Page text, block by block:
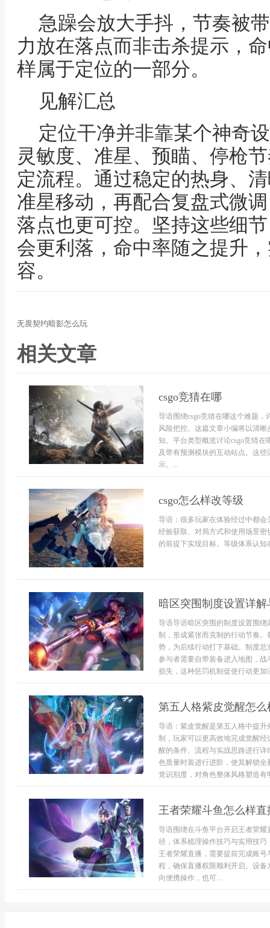
急躁会放大手抖，节奏被
力放在落点而非击杀提示，
样属于定位的一部分。
见解汇总
定位干净并非靠某个神奇
灵敏度、准星、预瞄、停枪
定流程。通过稳定的热身、
准星移动，再配合复盘式微
落点也更可控。坚持这些细
会更利落，命中率随之提升
容。
无畏契约暗影怎么玩
相关文章
csgo竞猜在哪
导语围绕csgo竞猜在哪这个难题
风险把控。这篇文章小编将以清
知。平台类型概览讨论csgo竞猜
及带有预测模块的互动站点。这
示。...
csgo怎么样改等级
导语：很多玩家在体验经过中都
经验获取、对局方式和使用场景
的前提下实现目标。等级体系认
暗区突围制度设置详
导语导语暗区突围的制度设置围
制，形成紧张而克制的行动节奏
势，为后续行动打下基础。制度
参与者需要自带装备进入地图，
损失，这种惩罚机制促使行动更加
第五人格紫皮觉醒怎么
导语：紫皮觉醒是第五人格中提
制，玩家可以更高效地完成觉醒
醒的条件、流程与实战思路进行
色质量时装进行进阶，使其解锁
觉识别度，对角色整体风格塑造有
王者荣耀斗鱼怎么样直
导语围绕在斗鱼平台开启王者荣
径，体系梳理操作技巧与实用技
王者荣耀直播，需要提前完成账
程，确保直播权限顺利开启。设
向便携操作，也可...